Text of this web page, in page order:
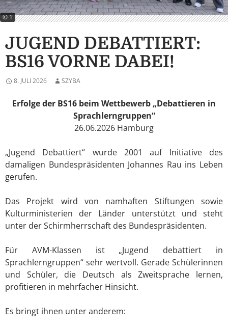
© 1
JUGEND DEBATTIERT:
BS16 VORNE DABEI!
8. JULI 2026 SZYBA
Erfolge der BS16 beim Wettbewerb „Debattieren in
Sprachlerngruppen“
26.06.2026 Hamburg
„Jugend Debattiert“ wurde 2001 auf Initiative des
damaligen Bundespräsidenten Johannes Rau ins Leben
gerufen.
Das Projekt wird von namhaften Stiftungen sowie
Kulturministerien der Länder unterstützt und steht
unter der Schirmherrschaft des Bundespräsidenten.
Für AVM-Klassen ist „Jugend debattiert in
Sprachlerngruppen“ sehr wertvoll. Gerade Schülerinnen
und Schüler, die Deutsch als Zweitsprache lernen,
profitieren in mehrfacher Hinsicht.
Es bringt ihnen unter anderem: